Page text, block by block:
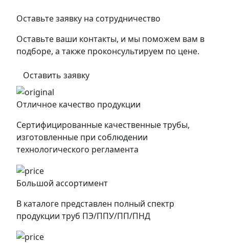
Оставьте заявку на сотрудничество
Оставьте ваши контакты, и мы поможем вам в
подборе, а также проконсультируем по цене.
Оставить заявку
Отличное качество продукции
Сертифицированные качественные трубы,
изготовленные при соблюдении
технологического регламента
Большой ассортимент
В каталоге представлен полный спектр
продукции труб ПЭ/ППУ/ПП/ПНД